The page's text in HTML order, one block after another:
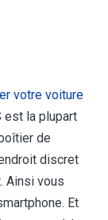
votre voiture
est la plupart
de
discret
Ainsi vous
Et